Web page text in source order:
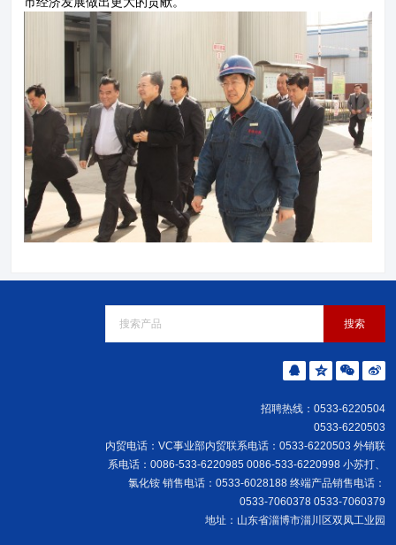
招聘热线：0533-6220504
0533-6220503
内贸电话：VC事业部内贸联系电话：0533-6220503 外销联
系电话：0086-533-6220985 0086-533-6220998 小苏打、
氯化铵 销售电话：0533-6028188 终端产品销售电话：
0533-7060378 0533-7060379
地址：山东省淄博市淄川区双凤工业园
新闻资讯
联系我们